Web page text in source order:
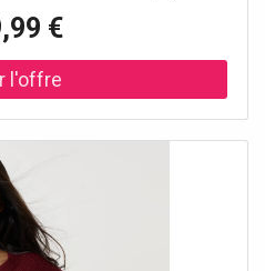
élégante en un clin d’œil. Un
! Taille• Longueur 62 cm
Maille fantaisie 100%
en point de blé• Col tunisien
droite
€